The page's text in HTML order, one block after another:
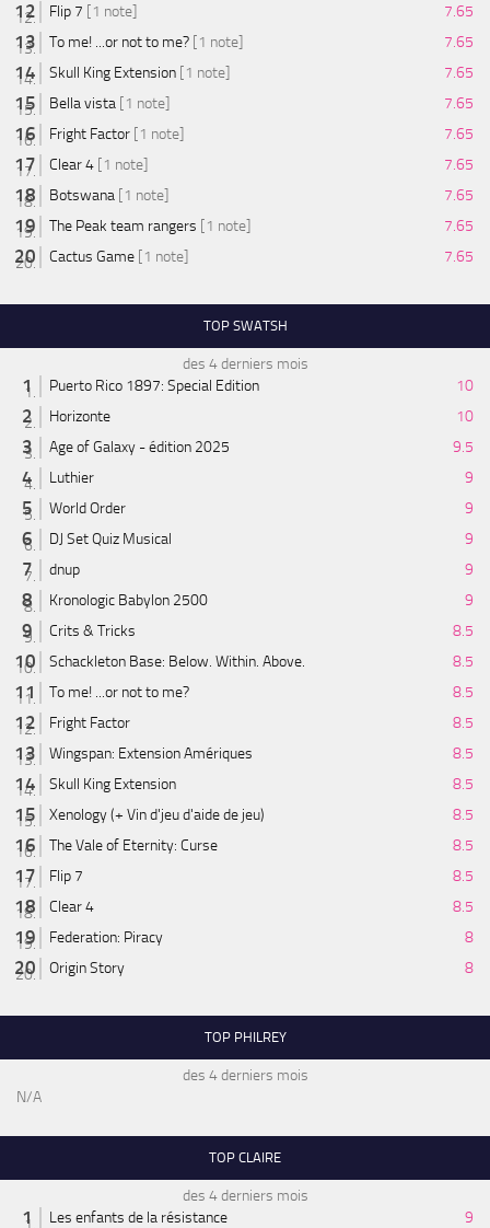
Flip 7 [1 note]
7.65
To me! ...or not to me? [1 note]
7.65
Skull King Extension [1 note]
7.65
Bella vista [1 note]
7.65
Fright Factor [1 note]
7.65
Clear 4 [1 note]
7.65
Botswana [1 note]
7.65
The Peak team rangers [1 note]
7.65
Cactus Game [1 note] 7.65
TOP SWATSH
des 4 derniers mois
Puerto Rico 1897: Special Edition
10
Horizonte
10
Age of Galaxy - édition 2025
9.5
Luthier
9
World Order
9
DJ Set Quiz Musical
9
dnup
9
Kronologic Babylon 2500
9
Crits & Tricks
8.5
Schackleton Base: Below. Within. Above.
8.5
To me! ...or not to me?
8.5
Fright Factor
8.5
Wingspan: Extension Amériques
8.5
Skull King Extension
8.5
Xenology (+ Vin d'jeu d'aide de jeu)
8.5
The Vale of Eternity: Curse
8.5
Flip 7
8.5
Clear 4
8.5
Federation: Piracy
8
Origin Story
8
TOP PHILREY
des 4 derniers mois
N/A
TOP CLAIRE
des 4 derniers mois
Les enfants de la résistance
9